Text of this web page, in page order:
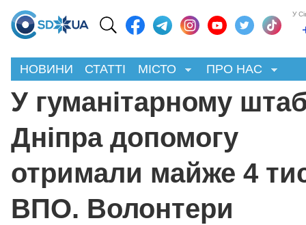
У
НОВИНИ СТАТТІ МІСТО ПРО НАС
У гуманітарному
Дніпра допомогу
отримали майже 4
ВПО. Волонтери